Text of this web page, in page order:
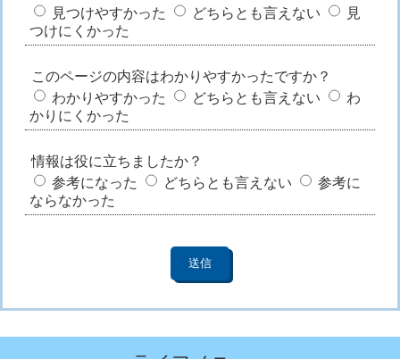
見つけやすかった
どちらとも言えない
見
つけにくかった
このページの内容はわかりやすかったですか？
わかりやすかった
どちらとも言えない
わ
かりにくかった
情報は役に立ちましたか？
参考になった
どちらとも言えない
参考に
ならなかった